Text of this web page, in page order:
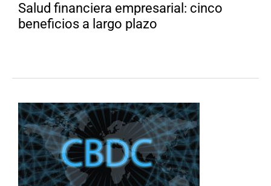
Salud financiera empresarial: cinco
beneficios a largo plazo